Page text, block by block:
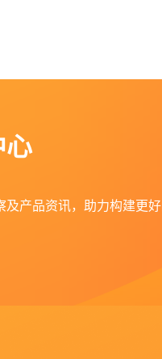
心
及产品资讯，助力构建更好